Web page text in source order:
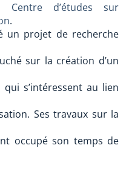
Centre d’études sur
.
un projet de recherche
sur la création d’un
s’intéressent au lien
Ses travaux sur la
occupé son temps de